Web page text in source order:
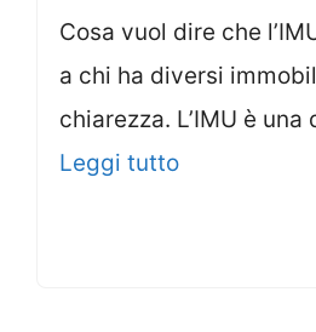
Cosa vuol dire che
a chi ha diversi
chiarezza. L’IMU è una
Leggi tutto